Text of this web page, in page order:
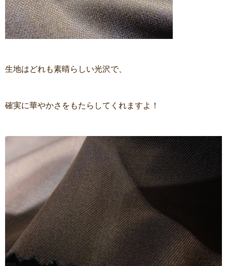
生地はどれも素晴らしい光沢で、
確実に華やかさをもたらしてくれますよ！